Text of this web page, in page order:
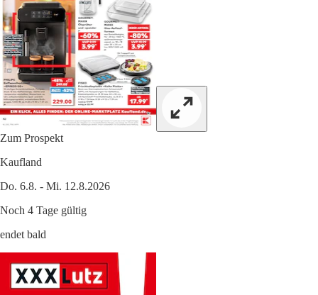
Zum Prospekt
Kaufland
Do. 6.8. - Mi. 12.8.2026
Noch 4 Tage gültig
endet bald